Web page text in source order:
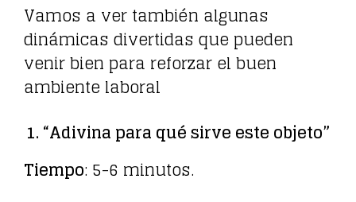
Vamos a ver también algunas
dinámicas divertidas que pueden
venir bien para reforzar el buen
ambiente laboral
1. “Adivina para qué sirve este objeto”
Tiempo: 5-6 minutos.